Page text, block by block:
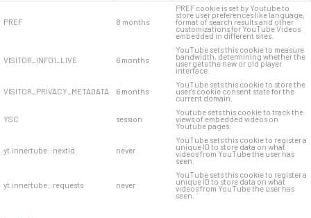
PREF 8 months
PREF cookie is set by Youtube to
store user preferences like language,
format of search results and other
customizations for YouTube Videos
embedded in different sites.
VISITOR_INFO1_LIVE 6 months
YouTube sets this cookie to measure
bandwidth, determining whether the
user gets the new or old player
interface.
VISITOR_PRIVACY_METADATA 6 months
YouTube sets this cookie to store the
user's cookie consent state for the
current domain.
YSC session
Youtube sets this cookie to track the
views of embedded videos on
Youtube pages.
yt.innertube::nextId never
YouTube sets this cookie to register a
unique ID to store data on what
videos from YouTube the user has
seen.
yt.innertube::requests never
YouTube sets this cookie to register a
unique ID to store data on what
videos from YouTube the user has
seen.